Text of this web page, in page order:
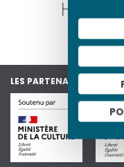
LES PARTENAIRES DU